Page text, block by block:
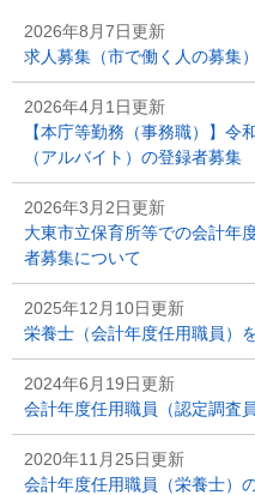
2026年8月7日更新
求人募集（市で働く人の募集）
2026年4月1日更新
【本庁等勤務（事務職）】令
（アルバイト）の登録者募集
2026年3月2日更新
大東市立保育所等での会計年
者募集について
2025年12月10日更新
栄養士（会計年度任用職員）
2024年6月19日更新
会計年度任用職員（認定調査
2020年11月25日更新
会計年度任用職員（栄養士）